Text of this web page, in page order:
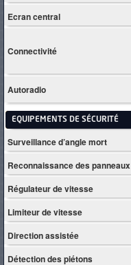
Ecran central
Connectivité
Autoradio
EQUIPEMENTS DE SÉCURITÉ
Surveillance d’angle mort
Reconnaissance des panneaux
Régulateur de vitesse
Limiteur de vitesse
Direction assistée
Détection des piétons